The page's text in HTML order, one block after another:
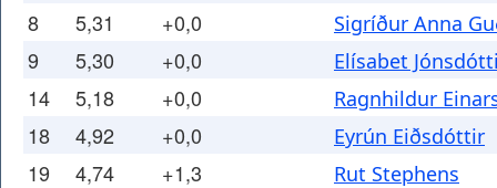
8 5,31 +0,0 Sigríður Anna
9 5,30 +0,0 Elísabet
14 5,18 +0,0 Ragnhildur
18 4,92 +0,0 Eyrún Eiðsdóttir
19 4,74 +1,3 Rut Stephens